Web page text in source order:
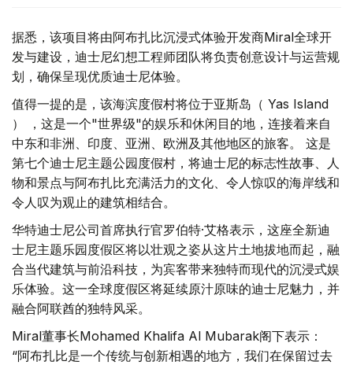
据悉，该项目将由阿布扎比沉浸式体验开发商Miral全球开
发与建设，迪士尼幻想工程师团队将负责创意设计与运营规
划，确保呈现优质迪士尼体验。
值得一提的是，该海滨度假村将位于亚斯岛（ Yas Island
） ，这是一个"世界级"的娱乐和休闲目的地，连接着来自
中东和非洲、印度、亚洲、欧洲及其他地区的旅客。 这是
第七个迪士尼主题公园度假村，将迪士尼的标志性故事、人
物和景点与阿布扎比充满活力的文化、令人惊叹的海岸线和
令人叹为观止的建筑相结合。
华特迪士尼公司首席执行官罗伯特·艾格表示，这座全新迪
士尼主题乐园度假区将以壮观之姿从这片土地拔地而起，融
合当代建筑与前沿科技，为宾客带来独特而现代的沉浸式娱
乐体验。这一全球度假区将延续原汁原味的迪士尼魅力，并
融合阿联酋的独特风采。
Miral董事长Mohamed Khalifa Al Mubarak阁下表示：
“阿布扎比是一个传统与创新相遇的地方，我们在保留过去